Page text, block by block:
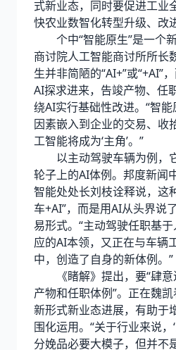
式新业态，同时要促进工业
快农业数智化转型升级、改
个中“智能原生”是一个
商讨院人工智能商讨所所长
生并非简陋的“AI+”或“+AI”
AI探求进来，告竣产物、任
绕AI实行基础性改进。“智
因素嵌入到企业的交易、收
工智能将成为‘主角’。”
以主动驾驶车辆为例，
轮子上的AI体例。邦度新闻
智能处处长刘枝诠释说，这
车+AI”，而是用AI从头界说
易形式。“主动驾驶任职基
应的AI本领，又正在与车辆
中，创造了自身的新体例。”
《睹解》提出，要“肆意
产物和任职体例”。正在魏
新形式新业态进展，有助于
围化运用。“关于行业来说，
分娩品必要大模子，但并不